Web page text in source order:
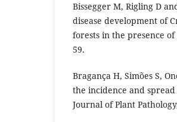
Bissegger M, Rigling D
disease development of
forests in the presence
59.
Bragança H, Simões S,
the incidence and
Journal of Plant